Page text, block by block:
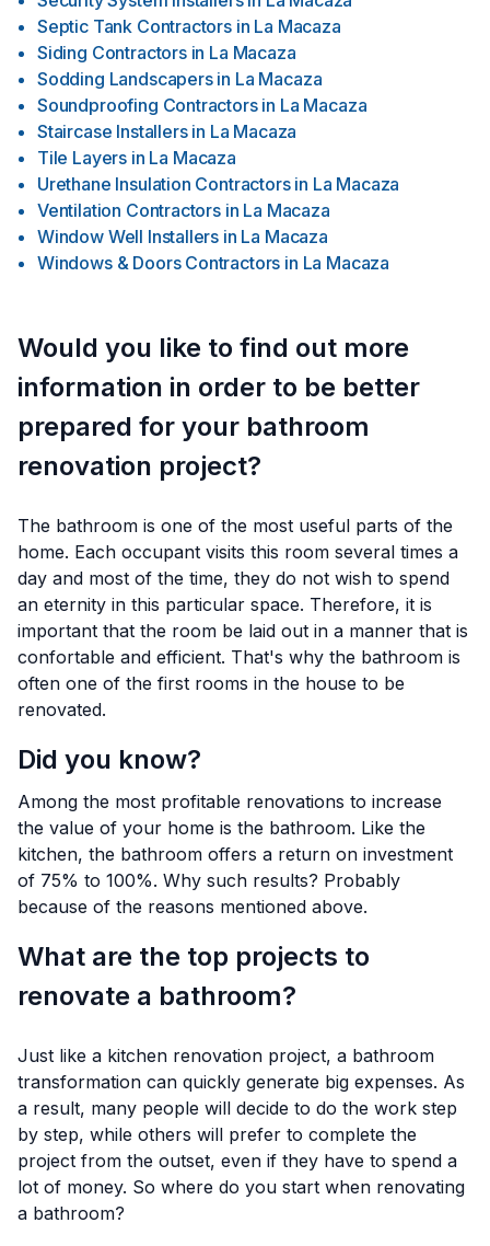
Septic Tank Contractors in La Macaza
Siding Contractors in La Macaza
Sodding Landscapers in La Macaza
Soundproofing Contractors in La Macaza
Staircase Installers in La Macaza
Tile Layers in La Macaza
Urethane Insulation Contractors in La Macaza
Ventilation Contractors in La Macaza
Window Well Installers in La Macaza
Windows & Doors Contractors in La Macaza
Would you like to find out more
information in order to be better
prepared for your bathroom
renovation project?
The bathroom is one of the most useful parts of the
home. Each occupant visits this room several times a
day and most of the time, they do not wish to spend
an eternity in this particular space. Therefore, it is
important that the room be laid out in a manner that is
confortable and efficient. That's why the bathroom is
often one of the first rooms in the house to be
renovated.
Did you know?
Among the most profitable renovations to increase
the value of your home is the bathroom. Like the
kitchen, the bathroom offers a return on investment
of 75% to 100%. Why such results? Probably
because of the reasons mentioned above.
What are the top projects to
renovate a bathroom?
Just like a kitchen renovation project, a bathroom
transformation can quickly generate big expenses. As
a result, many people will decide to do the work step
by step, while others will prefer to complete the
project from the outset, even if they have to spend a
lot of money. So where do you start when renovating
a bathroom?